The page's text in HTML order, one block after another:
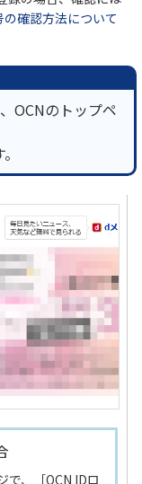
の確認方法について
OCNのトップペ
で、［OCN IDロ